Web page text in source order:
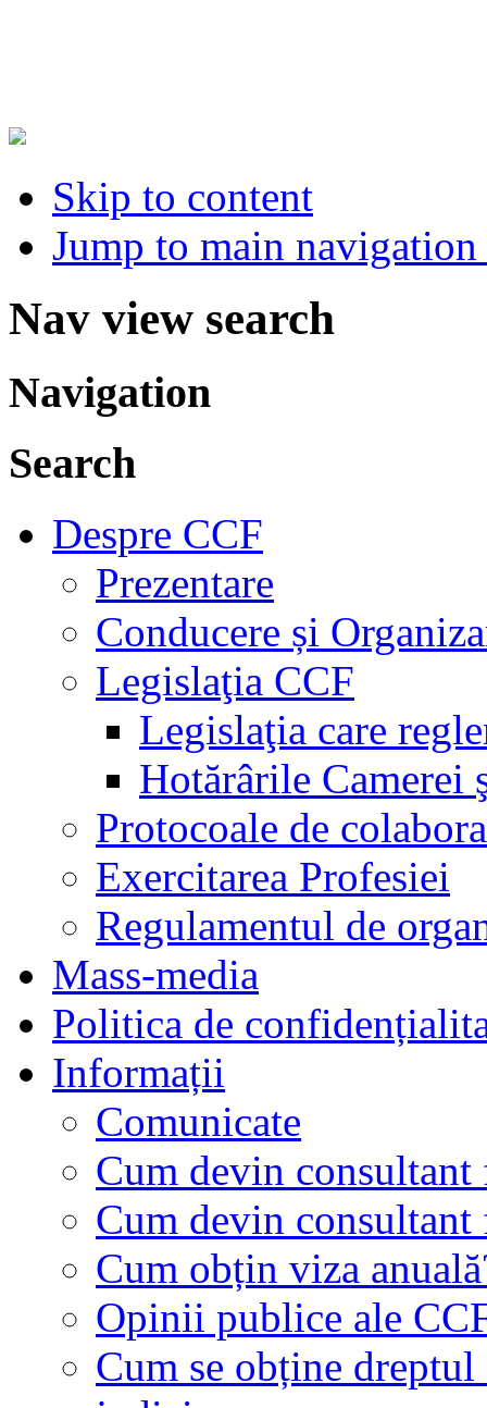
Skip to content
Jump to main
Nav view search
Navigation
Search
Despre CCF
Prezentare
Conducere și
Legislaţia CCF
Legislaţia care
Hotărârile
Protocoale de
Exercitarea Profesiei
Regulamentul de
Mass-media
Politica de
Informații
Comunicate
Cum devin consultant
Cum devin consultant
Cum obțin viza
Opinii publice ale
Cum se obține